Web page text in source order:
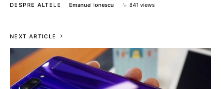
DESPRE ALTELE Emanuel Ionescu 841 views
NEXT ARTICLE